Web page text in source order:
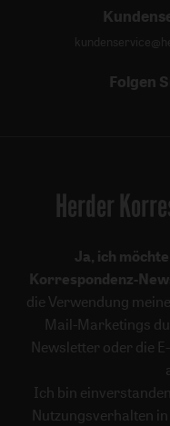
Folgen
Herder
Ja, ich
Korrespondenz-
die Verwendung
Mail-Marketings
Newsletter oder die
Ich bin
Nutzungsverhalten